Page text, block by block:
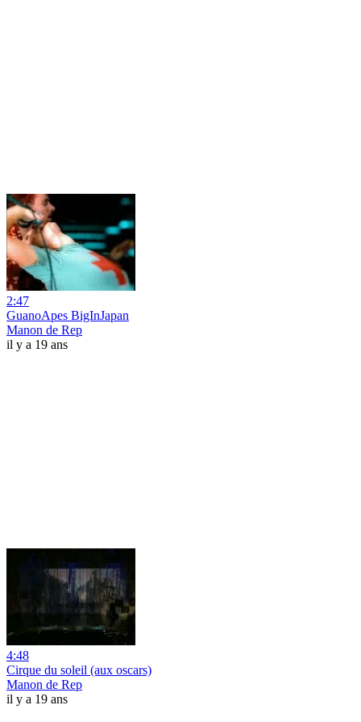
2:47
GuanoApes BigInJapan
Manon de Rep
il y a 19 ans
4:48
Cirque du soleil (aux oscars)
Manon de Rep
il y a 19 ans